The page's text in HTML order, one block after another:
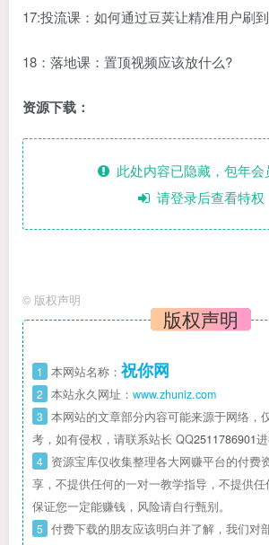
17:投流课：如何通过豆荚让精准用户刷
18：落地课：置顶视频应该放什么?
资源下载：
此处内容已隐藏，包年会
请登录后查看特权
© 版权声明
版权声明
1 本网站名称： 祝你网
2 本站永久网址： www.zhuniz.com
3 本网站的文章部分内容可能来源于网络，
考，如有侵权，请联系站长 QQ2511786901
4 资源宝库仅收集整理各大网赚平台的付费
享，不提供任何的一对一教学指导，不提供
保证您一定能赚钱，风险请自行甄别。
5 付费下载的朋友应该明白并了解，我们对